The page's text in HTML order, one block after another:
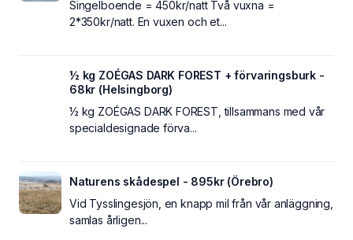
Singelboende = 450kr/natt Två vuxna =
2*350kr/natt. En vuxen och et...
½ kg ZOÉGAS DARK FOREST + förvaringsburk -
68kr (Helsingborg)
½ kg ZOÉGAS DARK FOREST, tillsammans med vår
specialdesignade förva...
Naturens skådespel - 895kr (Örebro)
Vid Tysslingesjön, en knapp mil från vår anläggning,
samlas årligen...